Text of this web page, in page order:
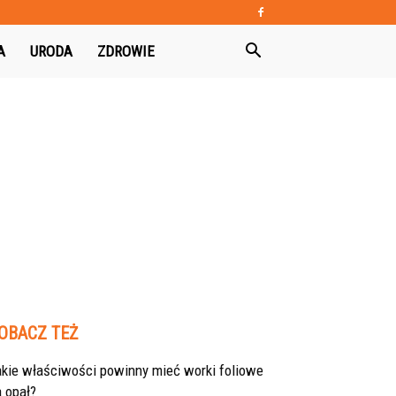
URODA ZDROWIE
TEŻ
właściwości powinny mieć worki foliowe
opał?